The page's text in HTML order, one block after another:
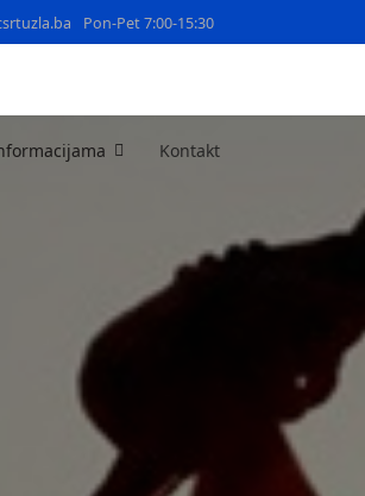
Pon-Pet 7:00-15:30
Kontakt